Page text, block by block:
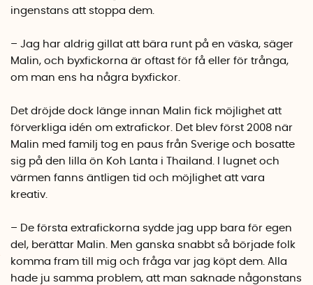
ingenstans att stoppa dem.
– Jag har aldrig gillat att bära runt på en väska, säger
Malin, och byxfickorna är oftast för få eller för trånga,
om man ens ha några byxfickor.
Det dröjde dock länge innan Malin fick möjlighet att
förverkliga idén om extrafickor. Det blev först 2008 när
Malin med familj tog en paus från Sverige och bosatte
sig på den lilla ön Koh Lanta i Thailand. I lugnet och
värmen fanns äntligen tid och möjlighet att vara
kreativ.
– De första extrafickorna sydde jag upp bara för egen
del, berättar Malin. Men ganska snabbt så började folk
komma fram till mig och fråga var jag köpt dem. Alla
hade ju samma problem, att man saknade någonstans